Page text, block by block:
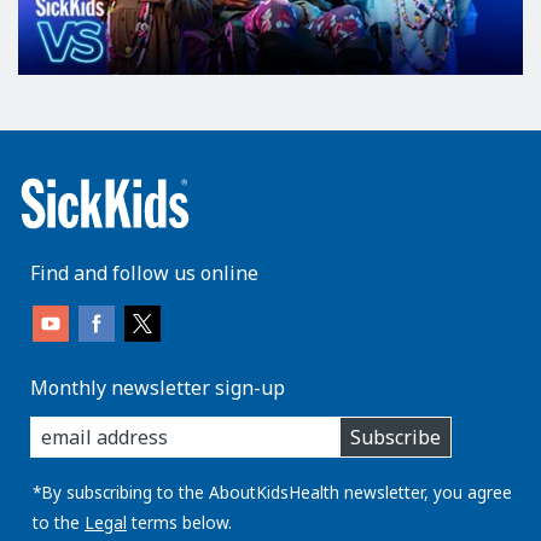
Find and follow us online
Monthly newsletter sign-up
enter
you
email
address:
Subscribe
*By subscribing to the AboutKidsHealth newsletter, you agree
to the Legal terms below.